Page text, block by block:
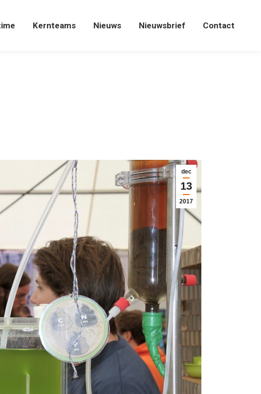
Kernteams Nieuws Nieuwsbrief Contact
dec
13
2017
Kernteams Nieuws Nieuwsbrief Contact